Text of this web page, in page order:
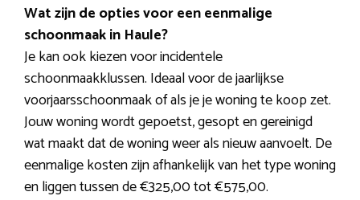
Wat zijn de opties voor een eenmalige
schoonmaak in Haule?
Je kan ook kiezen voor incidentele
schoonmaakklussen. Ideaal voor de jaarlijkse
voorjaarsschoonmaak of als je je woning te koop zet.
Jouw woning wordt gepoetst, gesopt en gereinigd
wat maakt dat de woning weer als nieuw aanvoelt. De
eenmalige kosten zijn afhankelijk van het type woning
en liggen tussen de €325,00 tot €575,00.